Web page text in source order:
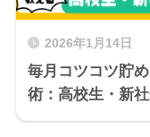
2026年1月14日
毎月コツコツ貯
術：高校生・新